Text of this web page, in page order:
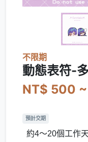
不限期
動態表符-
NT$ 500
預計交期
約4～20個工作